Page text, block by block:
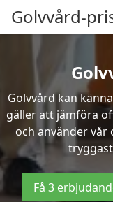
Golvvård-
Golvvård kan
gäller att jämföra
och använder
Få 3